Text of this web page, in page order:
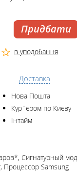
Придбати
в уподобання
Доставка
Нова Пошта
Кур`єром по Києву
Інтайм
Сигнатурный
Процессор Samsung